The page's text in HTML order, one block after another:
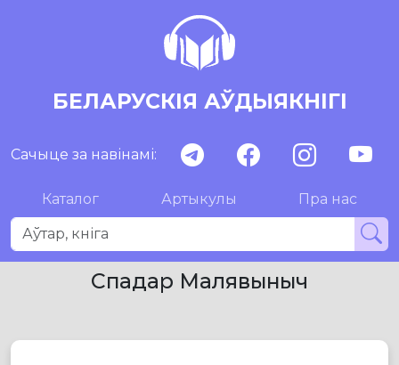
БЕЛАРУСКІЯ АЎДЫЯКНІГІ
Сачыце за навінамі:
Каталог Артыкулы Пра нас
Спадар Малявыныч